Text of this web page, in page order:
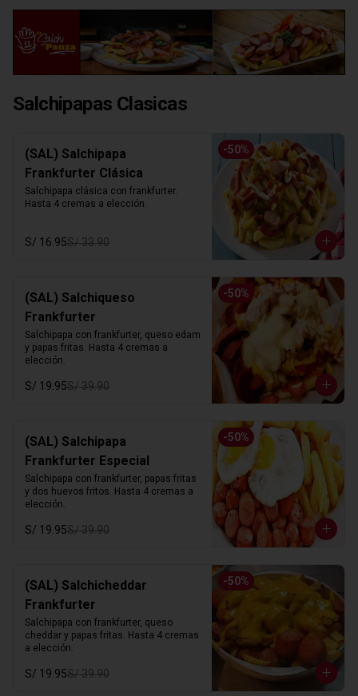
Salchipapas Clasicas
-50%
(SAL) Salchipapa
Frankfurter Clásica
Salchipapa clásica con frankfurter.
Hasta 4 cremas a elección.
S/ 16.95S/ 33.90
-50%
(SAL) Salchiqueso
Frankfurter
Salchipapa con frankfurter, queso edam
y papas fritas. Hasta 4 cremas a
elección.
S/ 19.95S/ 39.90
-50%
(SAL) Salchipapa
Frankfurter Especial
Salchipapa con frankfurter, papas fritas
y dos huevos fritos. Hasta 4 cremas a
elección.
S/ 19.95S/ 39.90
-50%
(SAL) Salchicheddar
Frankfurter
Salchipapa con frankfurter, queso
cheddar y papas fritas. Hasta 4 cremas
a elección.
S/ 19.95S/ 39.90